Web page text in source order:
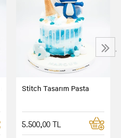
Stitch Tasarım Pasta
5.500,00 TL
›